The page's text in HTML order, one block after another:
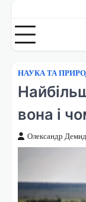
вмісту
НАУКА ТА
вона і
Олександр